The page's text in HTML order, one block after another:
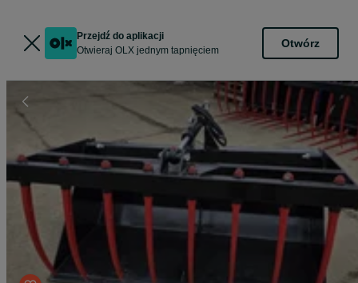
Przejdź do aplikacji
Otwieraj OLX jednym tapnięciem
Otwórz